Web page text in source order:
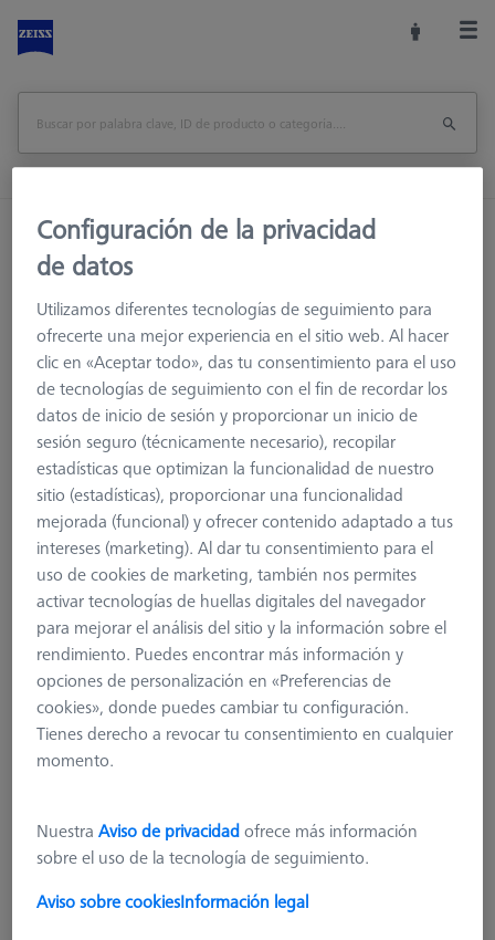
Inicio
Accesorios de la máquina
Accesorios para máquinas de medición
Nivel adicional MSR X=500
Imprimir página
visión de conjunto
Nivel adicional MSR X=500
Configuración de la privacidad
de datos
Utilizamos diferentes tecnologías de seguimiento para
ofrecerte una mejor experiencia en el sitio web. Al hacer
clic en «Aceptar todo», das tu consentimiento para el uso
de tecnologías de seguimiento con el fin de recordar los
datos de inicio de sesión y proporcionar un inicio de
sesión seguro (técnicamente necesario), recopilar
estadísticas que optimizan la funcionalidad de nuestro
sitio (estadísticas), proporcionar una funcionalidad
mejorada (funcional) y ofrecer contenido adaptado a tus
intereses (marketing). Al dar tu consentimiento para el
uso de cookies de marketing, también nos permites
activar tecnologías de huellas digitales del navegador
para mejorar el análisis del sitio y la información sobre el
rendimiento. Puedes encontrar más información y
opciones de personalización en «Preferencias de
cookies», donde puedes cambiar tu configuración.
Tienes derecho a revocar tu consentimiento en cualquier
momento.
NuestraAviso de privacidadofrece más información
sobre el uso de la tecnología de seguimiento.
Aviso sobre cookiesInformación legal